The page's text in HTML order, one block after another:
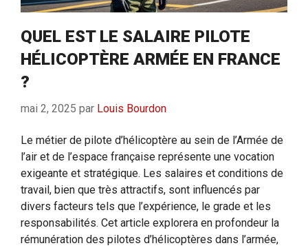
QUEL EST LE SALAIRE PILOTE
HÉLICOPTÈRE ARMÉE EN FRANCE
?
mai 2, 2025 par Louis Bourdon
Le métier de pilote d’hélicoptère au sein de l’Armée de
l’air et de l’espace française représente une vocation
exigeante et stratégique. Les salaires et conditions de
travail, bien que très attractifs, sont influencés par
divers facteurs tels que l’expérience, le grade et les
responsabilités. Cet article explorera en profondeur la
rémunération des pilotes d’hélicoptères dans l’armée,